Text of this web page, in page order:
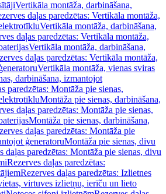
Vertikāla montāža, darbināšana,
daļas paredzētas: Vertikāla montāža,
Vertikāla montāža, darbināšana,
daļas paredzētas: Vertikāla montāža,
Vertikāla montāža, darbināšana,
daļas paredzētas: Vertikāla montāža,
Vertikāla montāža, vienas sviras
darbināšana, izmantojot
paredzētas: Montāža pie sienas,
Montāža pie sienas, darbināšana,
daļas paredzētas: Montāža pie sienas,
Montāža pie sienas, darbināšana,
daļas paredzētas: Montāža pie
ģeneratoruMontāža pie sienas, divu
daļas paredzētas: Montāža pie sienas, divu
Rezerves daļas paredzētas:
Rezerves daļas paredzētas: Izlietnes
virtuves izlietņu, ierīču un lieto